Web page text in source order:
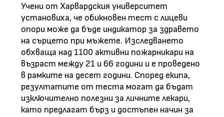
Учени от Харвардския университет
установиха, че обикновен тест с лицеви
опори може да бъде индикатор за здравето
на сърцето при мъжете. Изследването
обхваща над 1100 активни пожарникари на
възраст между 21 и 66 години и е проведено
в рамките на десет години. Според екипа,
резултатите от теста могат да бъдат
изключително полезни за личните лекари,
като предлагат бърз и достъпен начин за